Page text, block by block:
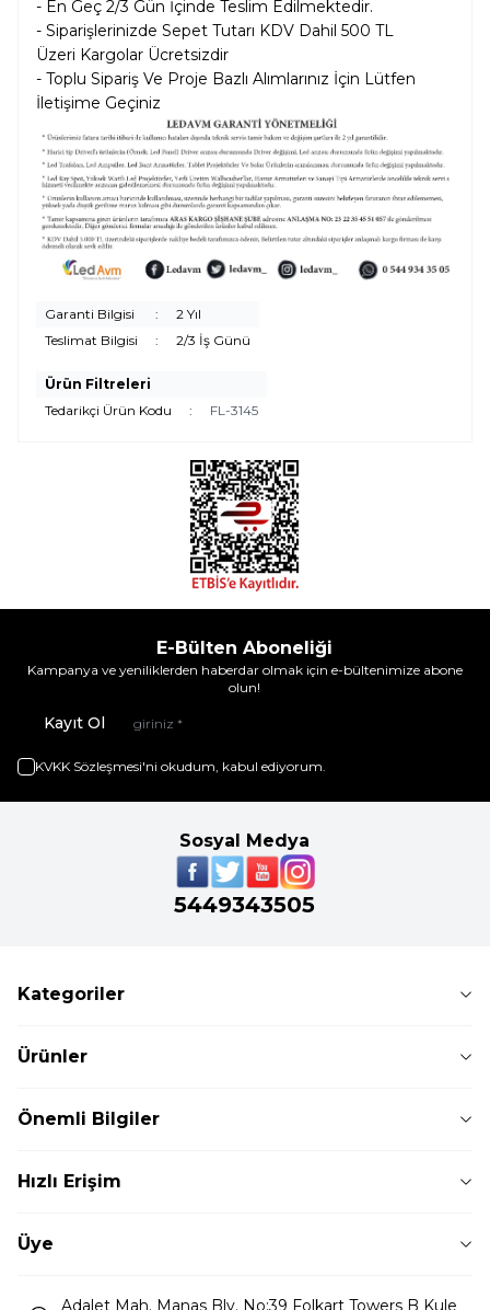
- En Geç 2/3 Gün İçinde Teslim Edilmektedir.
- Siparişlerinizde Sepet Tutarı KDV Dahil 500 TL
Üzeri Kargolar Ücretsizdir
- Toplu Sipariş Ve Proje Bazlı Alımlarınız İçin Lütfen
İletişime Geçiniz
Garanti Bilgisi :
2 Yıl
Teslimat Bilgisi
: 2/3 İş Günü
Ürün Filtreleri
Tedarikçi Ürün Kodu
: FL-3145
E-Bülten Aboneliği
Kampanya ve yeniliklerden haberdar olmak için e-bültenimize abone
olun!
Kayıt Ol
KVKK Sözleşmesi'ni okudum, kabul ediyorum.
Sosyal Medya
5449343505
Kategoriler
Ürünler
Önemli Bilgiler
Hızlı Erişim
Üye
Adalet Mah. Manas Blv. No:39 Folkart Towers B Kule